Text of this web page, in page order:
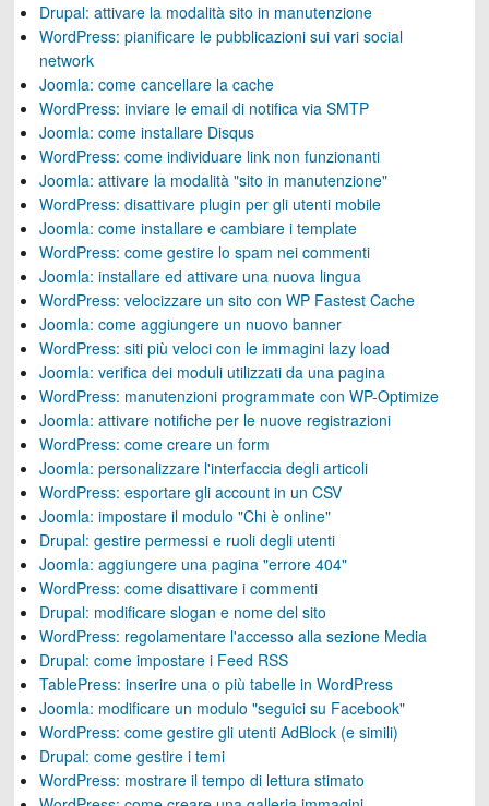
Drupal: attivare la modalità sito in manutenzione
WordPress: pianificare le pubblicazioni sui vari social
network
Joomla: come cancellare la cache
WordPress: inviare le email di notifica via SMTP
Joomla: come installare Disqus
WordPress: come individuare link non funzionanti
Joomla: attivare la modalità "sito in manutenzione"
WordPress: disattivare plugin per gli utenti mobile
Joomla: come installare e cambiare i template
WordPress: come gestire lo spam nei commenti
Joomla: installare ed attivare una nuova lingua
WordPress: velocizzare un sito con WP Fastest Cache
Joomla: come aggiungere un nuovo banner
WordPress: siti più veloci con le immagini lazy load
Joomla: verifica dei moduli utilizzati da una pagina
WordPress: manutenzioni programmate con WP-Optimize
Joomla: attivare notifiche per le nuove registrazioni
WordPress: come creare un form
Joomla: personalizzare l'interfaccia degli articoli
WordPress: esportare gli account in un CSV
Joomla: impostare il modulo "Chi è online"
Drupal: gestire permessi e ruoli degli utenti
Joomla: aggiungere una pagina "errore 404"
WordPress: come disattivare i commenti
Drupal: modificare slogan e nome del sito
WordPress: regolamentare l'accesso alla sezione Media
Drupal: come impostare i Feed RSS
TablePress: inserire una o più tabelle in WordPress
Joomla: modificare un modulo "seguici su Facebook"
WordPress: come gestire gli utenti AdBlock (e simili)
Drupal: come gestire i temi
WordPress: mostrare il tempo di lettura stimato